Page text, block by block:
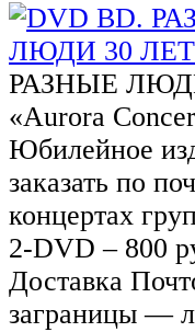
РАЗНЫЕ
«Aurora
Юбилейное
заказать по
концертах
2-DVD – 800
Доставка
заграницы —